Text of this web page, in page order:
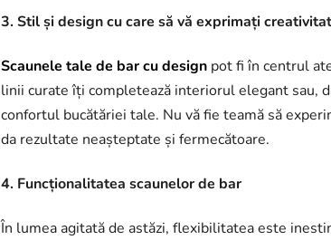
3. Stil și design cu care să vă exprimați
Scaunele tale de bar cu design pot fi în centrul
linii curate îți completează interiorul elegant sau,
confortul bucătăriei tale. Nu vă fie teamă să
da rezultate neașteptate și fermecătoare.
4. Funcționalitatea scaunelor de bar
În lumea agitată de astăzi, flexibilitatea este